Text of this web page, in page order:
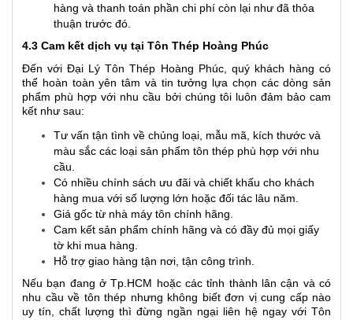
hàng và thanh toán phần chi phí còn lại như đã thỏa
thuận trước đó.
4.3 Cam kết dịch vụ tại Tôn Thép Hoàng Phúc
Đến với Đại Lý Tôn Thép Hoàng Phúc, quý khách hàng có
thể hoàn toàn yên tâm và tin tưởng lựa chọn các dòng sản
phẩm phù hợp với nhu cầu bởi chúng tôi luôn đảm bảo cam
kết như sau:
Tư vấn tận tình về chủng loại, mẫu mã, kích thước và
màu sắc các loại sản phẩm tôn thép phù hợp với nhu
cầu.
Có nhiều chính sách ưu đãi và chiết khấu cho khách
hàng mua với số lượng lớn hoặc đối tác lâu năm.
Giá gốc từ nhà máy tôn chính hãng.
Cam kết sản phẩm chính hãng và có đầy đủ mọi giấy
tờ khi mua hàng.
Hỗ trợ giao hàng tận nơi, tận công trình.
Nếu bạn đang ở Tp.HCM hoặc các tỉnh thành lân cận và có
nhu cầu về tôn thép nhưng không biết đơn vị cung cấp nào
uy tín, chất lượng thì đừng ngần ngại liên hệ ngay với Tôn